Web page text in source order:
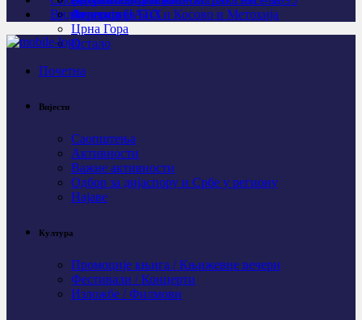
Личности
Агресија НАТО и Косово и Метохија
Федерација БиХ
Црна Гора
Остало
Видео
Почетна
Вијести
Саопштења
Активности
Важне активности
Одбор за дијаспору и Србе у региону
Најаве
Култура
Промоције књига / Књижевне вечери
Фестивали / Концерти
Изложбе / Филмови